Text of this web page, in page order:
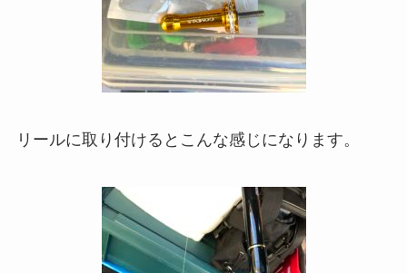
リールに取り付けるとこんな感じになります。